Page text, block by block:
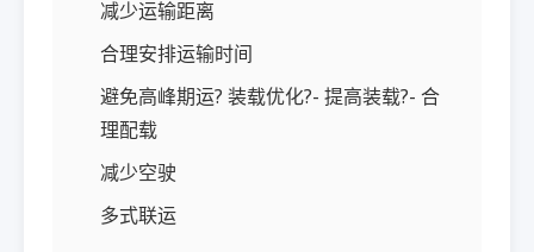
减少运输距离
合理安排运输时间
避免高峰期运? 装载优化?- 提高装载?- 合
理配载
减少空驶
多式联运